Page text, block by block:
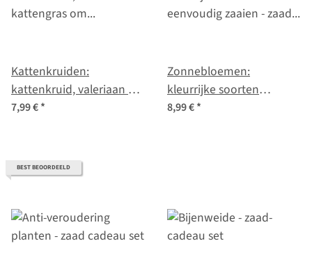
Kattenkruiden:
kattenkruid, valeriaan &
kattengras om zelf te
7,99 €*
Zonnebloemen:
kleurrijke soorten
eenvoudig zaaien - zaad
8,99 €*
BEST BEOORDEELD